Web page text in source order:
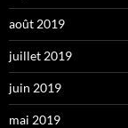
août 2019
juillet 2019
juin 2019
mai 2019